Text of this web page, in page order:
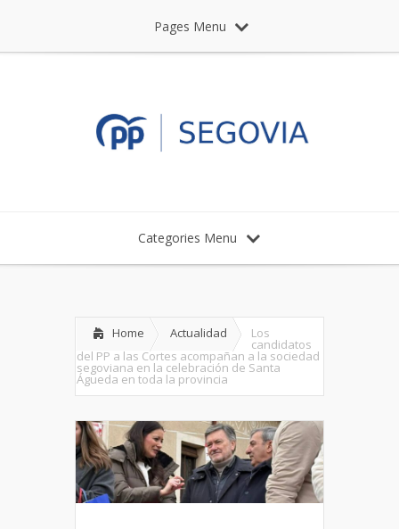
Pages Menu
Categories Menu
Home Actualidad Los
candidatos
del PP a las Cortes acompañan a la sociedad
segoviana en la celebración de Santa
Águeda en toda la provincia